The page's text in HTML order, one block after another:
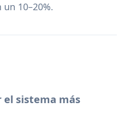
10–20%.
el sistema más